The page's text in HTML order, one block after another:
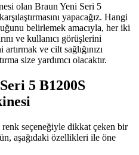
olan Braun Yeni Seri 5
yapacağız. Hangi
belirlemek amacıyla, her iki
ve kullanıcı görüşlerini
ve cilt sağlığınızı
size yardımcı olacaktır.
5 B1200S
seçeneğiyle dikkat çeken bir
aşağıdaki özellikleri ile öne